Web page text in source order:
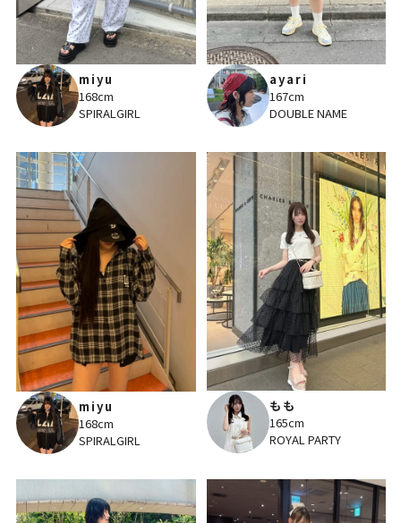
miyu
168cm
SPIRALGIRL
ayari
167cm
DOUBLE NAME
miyu
168cm
SPIRALGIRL
もも
165cm
ROYAL PARTY